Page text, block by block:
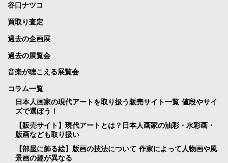
谷口ナツコ
買取り査定
過去の企画展
過去の展覧会
音楽が聴こえる展覧会
コラム一覧
日本人画家の現代アートを取り扱う販売サイト一覧 値段やサイ
ズで選ぼう！
【販売サイト】現代アートとは？日本人画家の油彩・水彩画・
版画なども取り扱い
【部屋に飾る絵】版画の技法について 作家によって人物画や風
景画の趣が異なる